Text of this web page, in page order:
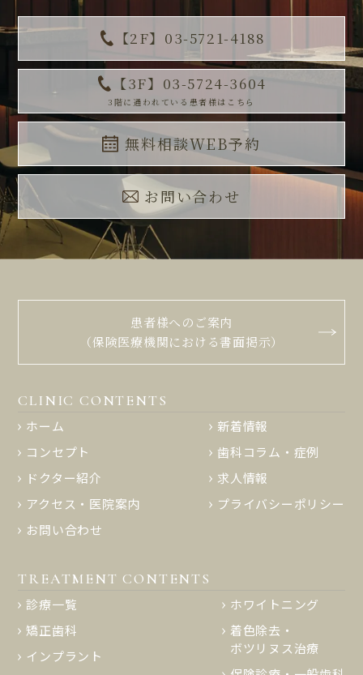
【2F】03-5721-4188
【3F】03-5724-3604
3階に通われている患者様はこちら
無料相談WEB予約
お問い合わせ
患者様へのご案内
（保険医療機関における書面掲示）
CLINIC CONTENTS
ホーム
コンセプト
ドクター紹介
アクセス・医院案内
お問い合わせ
新着情報
歯科コラム・症例
求人情報
プライバシーポリシー
TREATMENT CONTENTS
診療一覧
矯正歯科
インプラント
ホワイトニング
着色除去・
ボツリヌス治療